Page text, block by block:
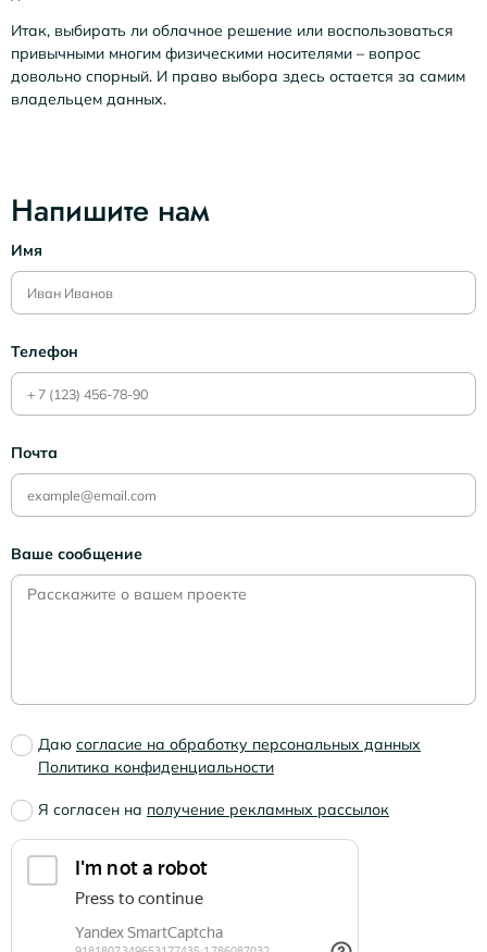
Итак, выбирать ли облачное решение или воспользоваться
привычными многим физическими носителями – вопрос
довольно спорный. И право выбора здесь остается за самим
владельцем данных.
Напишите нам
Имя
Телефон
Почта
Ваше сообщение
Даю согласие на обработку персональных данных
Политика конфиденциальности
Я согласен на получение рекламных рассылок